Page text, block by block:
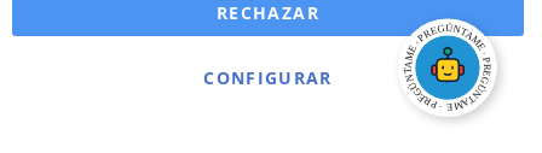
CONFIGURAR
RECHAZAR